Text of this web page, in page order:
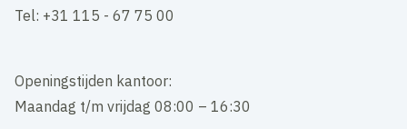
Tel: +31 115 - 67 75 00
Openingstijden kantoor:
Maandag t/m vrijdag 08:00 – 16:30